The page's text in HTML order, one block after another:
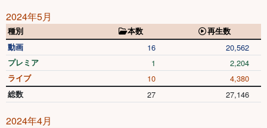
2024年5月
種別 本数
再生数
動画
16 20,562
プレミア 1 2,204
ライブ 10 4,380
総数 27 27,146
2024年4月